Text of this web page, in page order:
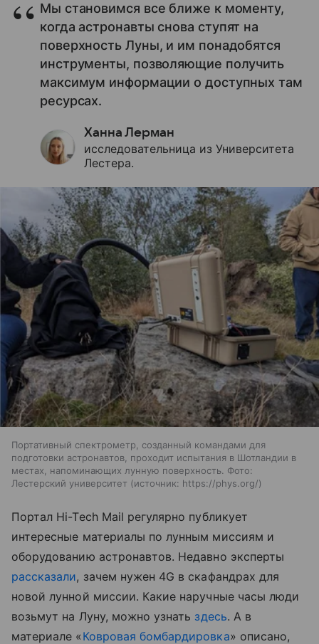
Мы становимся все ближе к моменту,
когда астронавты снова ступят на
поверхность Луны, и им понадобятся
инструменты, позволяющие получить
максимум информации о доступных там
ресурсах.
Ханна Лерман
исследовательница из Университета
Лестера.
Портативный спектрометр, созданный командами для
подготовки астронавтов, проходит испытания в Шотландии в
местах, напоминающих лунную поверхность. Фото:
Лестерский университет
источник: https://phys.org/
Портал Hi-Tech Mail регулярно публикует
интересные материалы по лунным миссиям и
оборудованию астронавтов. Недавно эксперты
рассказали, зачем нужен 4G в скафандрах для
новой лунной миссии. Какие наручные часы люди
возьмут на Луну, можно узнать здесь. А в
материале « Ковровая бомбардировка» описано,